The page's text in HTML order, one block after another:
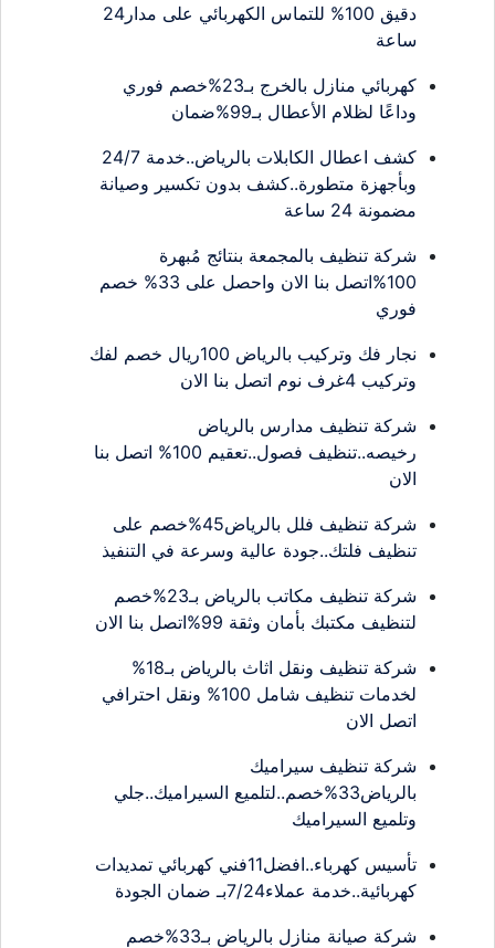
دقيق 100% للتماس الكهربائي على مدار24
ساعة
كهربائي منازل بالخرج بـ23%خصم فوري
وداعًا لظلام الأعطال بـ99%ضمان
كشف اعطال الكابلات بالرياض..خدمة 24/7
وبأجهزة متطورة..كشف بدون تكسير وصيانة
مضمونة 24 ساعة
شركة تنظيف بالمجمعة بنتائج مُبهرة
100%اتصل بنا الان واحصل على 33% خصم
فوري
نجار فك وتركيب بالرياض 100ريال خصم لفك
وتركيب 4غرف نوم اتصل بنا الان
شركة تنظيف مدارس بالرياض
رخيصه..تنظيف فصول..تعقيم 100% اتصل بنا
الان
شركة تنظيف فلل بالرياض45%خصم على
تنظيف فلتك..جودة عالية وسرعة في التنفيذ
شركة تنظيف مكاتب بالرياض بـ23%خصم
لتنظيف مكتبك بأمان وثقة 99%اتصل بنا الان
شركة تنظيف ونقل اثاث بالرياض بـ18%
لخدمات تنظيف شامل 100% ونقل احترافي
اتصل الان
شركة تنظيف سيراميك
بالرياض33%خصم..لتلميع السيراميك..جلي
وتلميع السيراميك
تأسيس كهرباء..افضل11فني كهربائي تمديدات
كهربائية..خدمة عملاء7/24بـ ضمان الجودة
شركة صيانة منازل بالرياض بـ33%خصم